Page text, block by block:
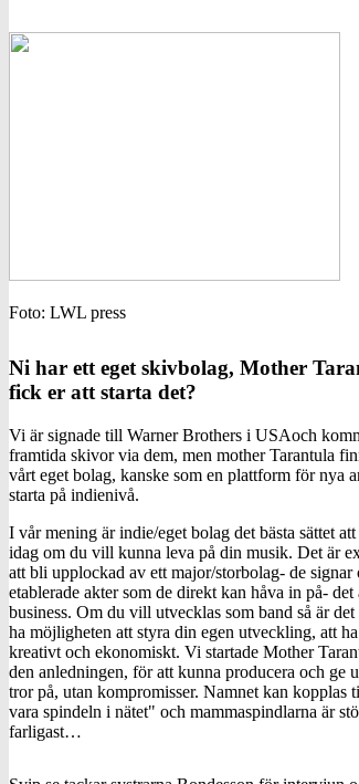
Foto: LWL press
Ni har ett eget skivbolag, Mother
fick er att starta det?
Vi är signade till Warner Brothers i USAoch
framtida skivor via dem, men mother Tarantula
vårt eget bolag, kanske som en plattform för nya
starta på indienivå.
I vår mening är indie/eget bolag det bästa sättet
idag om du vill kunna leva på din musik. Det är
att bli upplockad av ett major/storbolag- de signar
etablerade akter som de direkt kan håva in på- det
business. Om du vill utvecklas som band så är det
ha möjligheten att styra din egen utveckling, att
kreativt och ekonomiskt. Vi startade Mother
den anledningen, för att kunna producera och ge
tror på, utan kompromisser. Namnet kan kopplas
vara spindeln i nätet" och mammaspindlarna är
farligast…